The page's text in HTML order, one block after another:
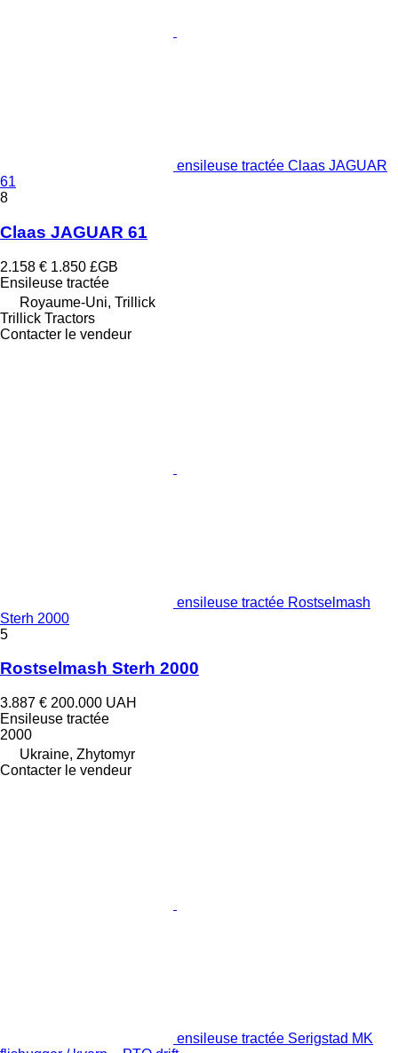
ensileuse tractée Claas JAGUAR
61
8
Claas JAGUAR 61
2.158 € 1.850 £GB
Ensileuse tractée
Royaume-Uni, Trillick
Trillick Tractors
Contacter le vendeur
ensileuse tractée Rostselmash
Sterh 2000
5
Rostselmash Sterh 2000
3.887 € 200.000 UAH
Ensileuse tractée
2000
Ukraine, Zhytomyr
Contacter le vendeur
ensileuse tractée Serigstad MK